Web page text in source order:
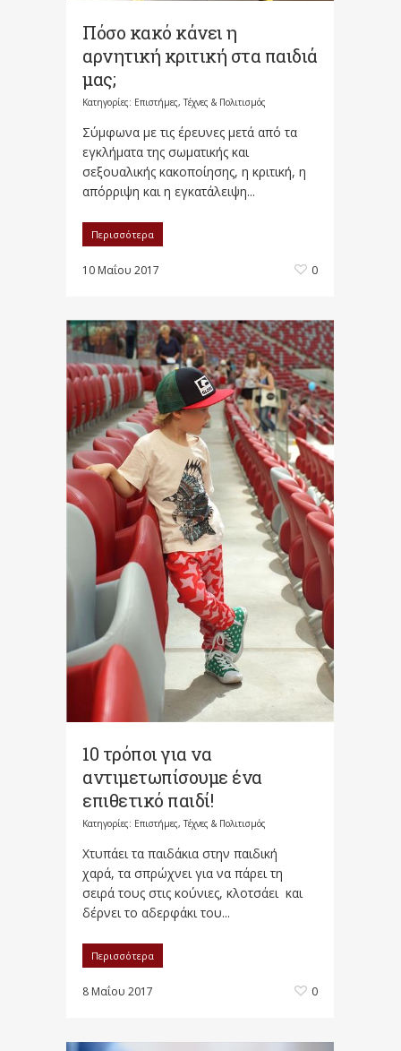
Πόσο κακό κάνει η
αρνητική κριτική στα παιδιά
μας;
Κατηγορίες: Επιστήμες, Τέχνες & Πολιτισμός
Σύμφωνα με τις έρευνες μετά από τα
εγκλήματα της σωματικής και
σεξουαλικής κακοποίησης, η κριτική, η
απόρριψη και η εγκατάλειψη...
Περισσότερα
10 Μαΐου 2017 0
10 τρόποι για να
αντιμετωπίσουμε ένα
επιθετικό παιδί!
Κατηγορίες: Επιστήμες, Τέχνες & Πολιτισμός
Χτυπάει τα παιδάκια στην παιδική
χαρά, τα σπρώχνει για να πάρει τη
σειρά τους στις κούνιες, κλοτσάει και
δέρνει το αδερφάκι του...
Περισσότερα
8 Μαΐου 2017 0